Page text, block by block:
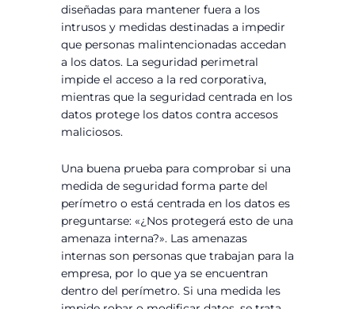
diseñadas para mantener fuera a los
intrusos y medidas destinadas a impedir
que personas malintencionadas accedan
a los datos. La seguridad perimetral
impide el acceso a la red corporativa,
mientras que la seguridad centrada en los
datos protege los datos contra accesos
maliciosos.
Una buena prueba para comprobar si una
medida de seguridad forma parte del
perímetro o está centrada en los datos es
preguntarse: «¿Nos protegerá esto de una
amenaza interna?». Las amenazas
internas son personas que trabajan para la
empresa, por lo que ya se encuentran
dentro del perímetro. Si una medida les